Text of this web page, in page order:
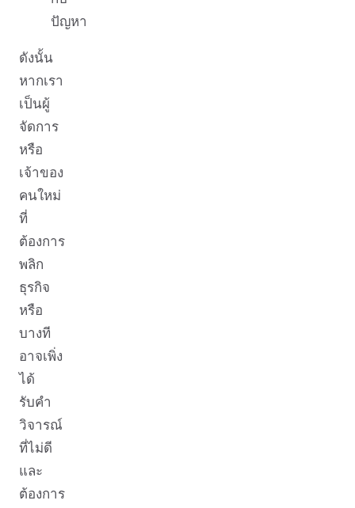
ปัญหา
ดังนั้น
หากเรา
เป็นผู้
จัดการ
หรือ
เจ้าของ
คนใหม่
ที่
ต้องการ
พลิก
ธุรกิจ
หรือ
บางที
อาจเพิ่ง
ได้
รับคำ
วิจารณ์
ที่ไม่ดี
และ
ต้องการ